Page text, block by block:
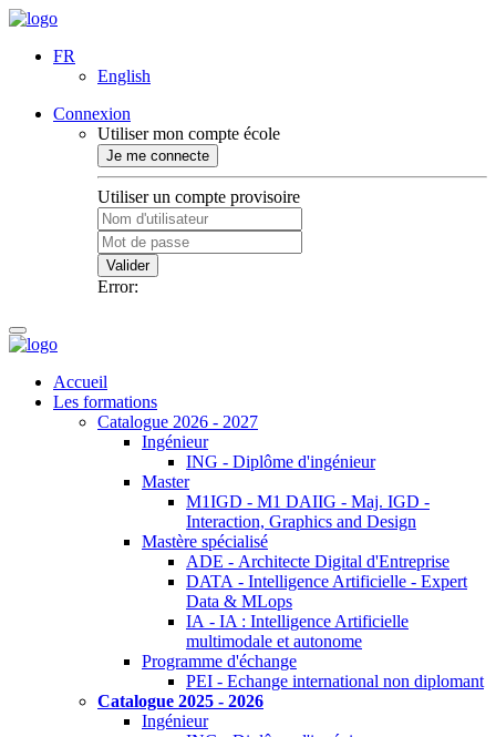
FR
English
Connexion
Utiliser mon compte école
Je me connecte
Utiliser un compte provisoire
Valider
Error:
Accueil
Les formations
Catalogue 2026 - 2027
Ingénieur
ING - Diplôme d'ingénieur
Master
M1IGD - M1 DAIIG - Maj. IGD -
Interaction, Graphics and Design
Mastère spécialisé
ADE - Architecte Digital d'Entreprise
DATA - Intelligence Artificielle - Expert
Data & MLops
IA - IA : Intelligence Artificielle
multimodale et autonome
Programme d'échange
PEI - Echange international non diplomant
Catalogue 2025 - 2026
Ingénieur